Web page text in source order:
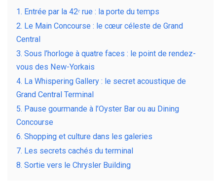
1. Entrée par la 42ᵉ rue : la porte du temps
2. Le Main Concourse : le cœur céleste de Grand
Central
3. Sous l’horloge à quatre faces : le point de rendez-
vous des New-Yorkais
4. La Whispering Gallery : le secret acoustique de
Grand Central Terminal
5. Pause gourmande à l’Oyster Bar ou au Dining
Concourse
6. Shopping et culture dans les galeries
7. Les secrets cachés du terminal
8. Sortie vers le Chrysler Building